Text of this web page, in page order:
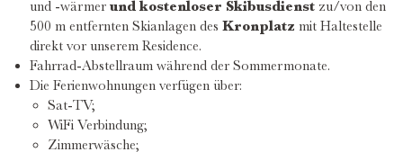
und -wärmer und kostenloser Skibusdienstzu/von den
500 m entfernten Skianlagen des Kronplatz mit Haltestelle
direkt vor unserem Residence.
Fahrrad-Abstellraum während der Sommermonate.
Die Ferienwohnungen verfügen über:
Sat-TV;
WiFi Verbindung;
Zimmerwäsche;